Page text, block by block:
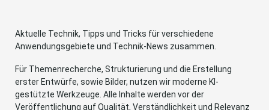
Aktuelle Technik, Tipps und Tricks für verschiedene
Anwendungsgebiete und Technik-News zusammen.
Für Themenrecherche, Strukturierung und die Erstellung
erster Entwürfe, sowie Bilder, nutzen wir moderne KI-
gestützte Werkzeuge. Alle Inhalte werden vor der
Veröffentlichung auf Qualität, Verständlichkeit und Relevanz